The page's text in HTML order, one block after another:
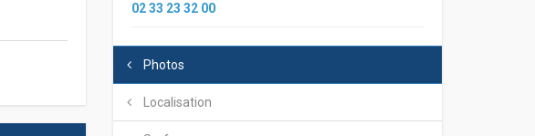
02 33 23 32 00
Photos
Localisation